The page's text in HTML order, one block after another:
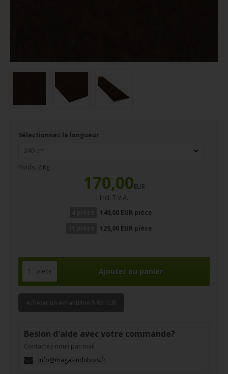
Sélectionnez la longueur
Poids: 2 Kg
170,00EUR
Incl. T.V.A.
140,00 EUR pièce
125,00 EUR pièce
pièce
Acheter un échantillon 5,95 EUR
Besion d'aide avec votre commande?
Contactez-nous par mail
info@magasindubois.fr